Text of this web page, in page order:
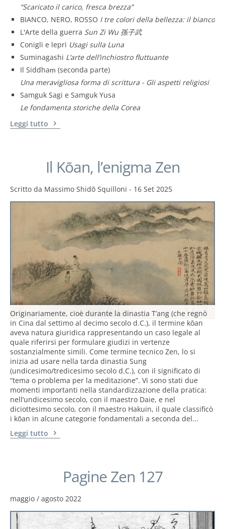
“Scaricato il carico, fresca brezza”
BIANCO, NERO, ROSSO I tre colori della bellezza: il bianco
L'Arte della guerra Sun Zi Wu 孫子武
Conigli e lepri Usagi sulla Luna
Suminagashi L’arte dell’inchiostro fluttuante
Il Siddhaṃ (seconda parte)
Una meravigliosa forma di scrittura - Gli aspetti religiosi
Samguk Sagi e Samguk Yusa
Le fondamenta storiche della Corea
Leggi tutto
Il Kōan, l’enigma Zen
Scritto da Massimo Shidō Squilloni - 16 Set 2025
Originariamente, cioè durante la dinastia T’ang (che regnò
in Cina dal settimo al decimo secolo d.C.), il termine kōan
aveva natura giuridica rappresentando un caso legale al
quale riferirsi per formulare giudizi in vertenze
sostanzialmente simili. Come termine tecnico Zen, lo si
inizia ad usare nella tarda dinastia Sung
(undicesimo/tredicesimo secolo d.C.), con il significato di
“tema o problema per la meditazione”. Vi sono stati due
momenti importanti nella standardizzazione della pratica:
nell’undicesimo secolo, con il maestro Daie, e nel
diciottesimo secolo, con il maestro Hakuin, il quale classificò
i kōan in alcune categorie fondamentali a seconda del...
Leggi tutto
Pagine Zen 127
maggio / agosto 2022